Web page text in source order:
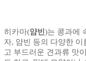
히카마(얌빈)는 콩과에
자, 얌빈 등의 다양한
고 부드러운 견과류 맛